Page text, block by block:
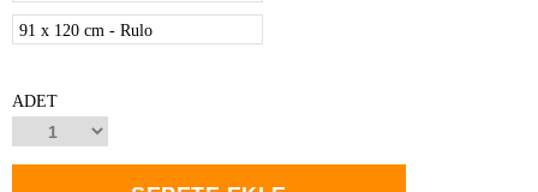
91 x 120 cm - Rulo
ADET